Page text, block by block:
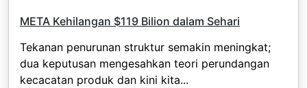
META Kehilangan $119 Bilion dalam Sehari
Tekanan penurunan struktur semakin meningkat;
dua keputusan mengesahkan teori perundangan
kecacatan produk dan kini kita...